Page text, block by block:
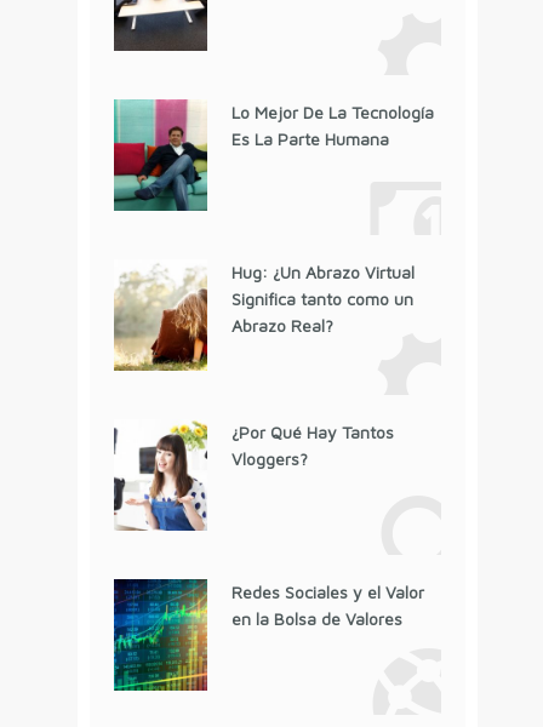
Lo Mejor De La Tecnología
Es La Parte Humana
Hug: ¿Un Abrazo Virtual
Significa tanto como un
Abrazo Real?
¿Por Qué Hay Tantos
Vloggers?
Redes Sociales y el Valor
en la Bolsa de Valores